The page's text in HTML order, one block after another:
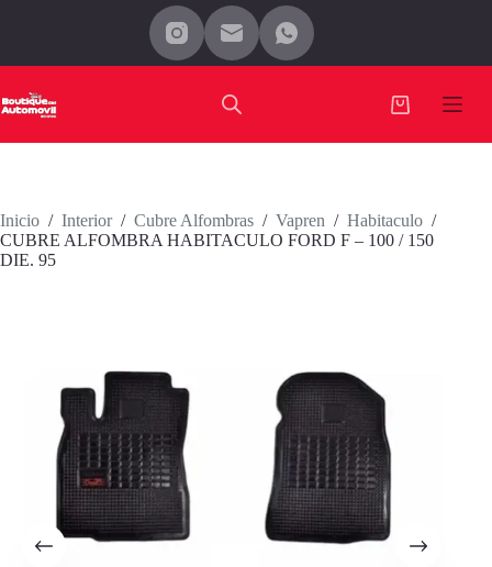
Carro
Inicio / Interior / Cubre Alfombras / Vapren / Habitaculo /
CUBRE ALFOMBRA HABITACULO FORD F – 100 / 150
DIE. 95